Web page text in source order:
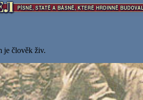
je člověk živ.